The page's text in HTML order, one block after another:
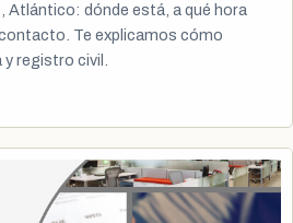
Atlántico: dónde está, a qué hora
Te explicamos cómo
y registro civil.